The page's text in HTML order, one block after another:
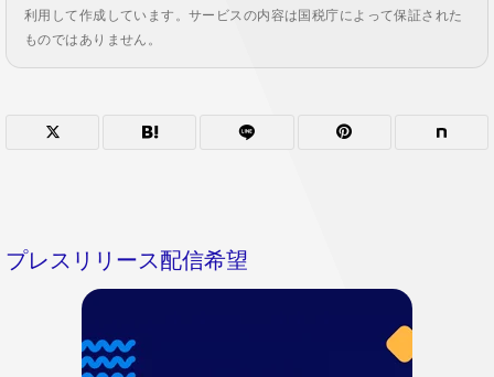
利用して作成しています。サービスの内容は国税庁によって保証された
ものではありません。
プレスリリース配信希望